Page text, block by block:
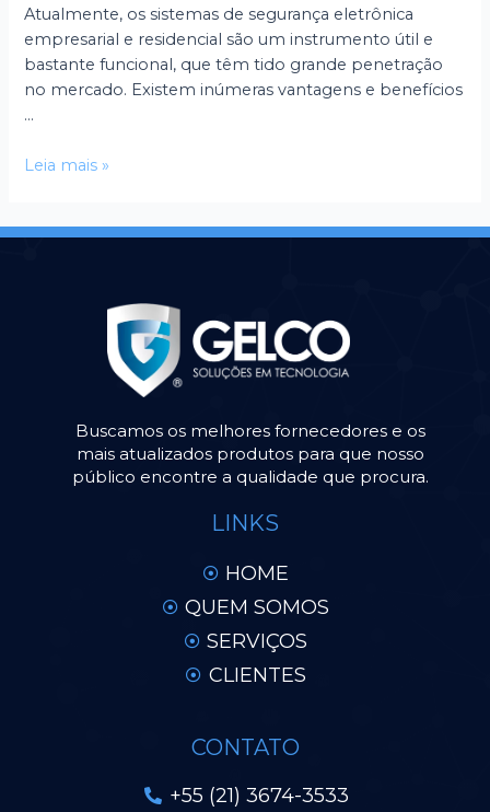
Atualmente, os sistemas de segurança eletrônica
empresarial e residencial são um instrumento útil e
bastante funcional, que têm tido grande penetração
no mercado. Existem inúmeras vantagens e benefícios
…
Leia mais »
Buscamos os melhores fornecedores e os
mais atualizados produtos para que nosso
público encontre a qualidade que procura.
LINKS
HOME
QUEM SOMOS
SERVIÇOS
CLIENTES
CONTATO
+55 (21) 3674-3533